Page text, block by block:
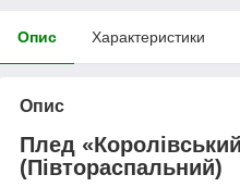
Опис Характеристики
Опис
Плед
(Півтораспальний)